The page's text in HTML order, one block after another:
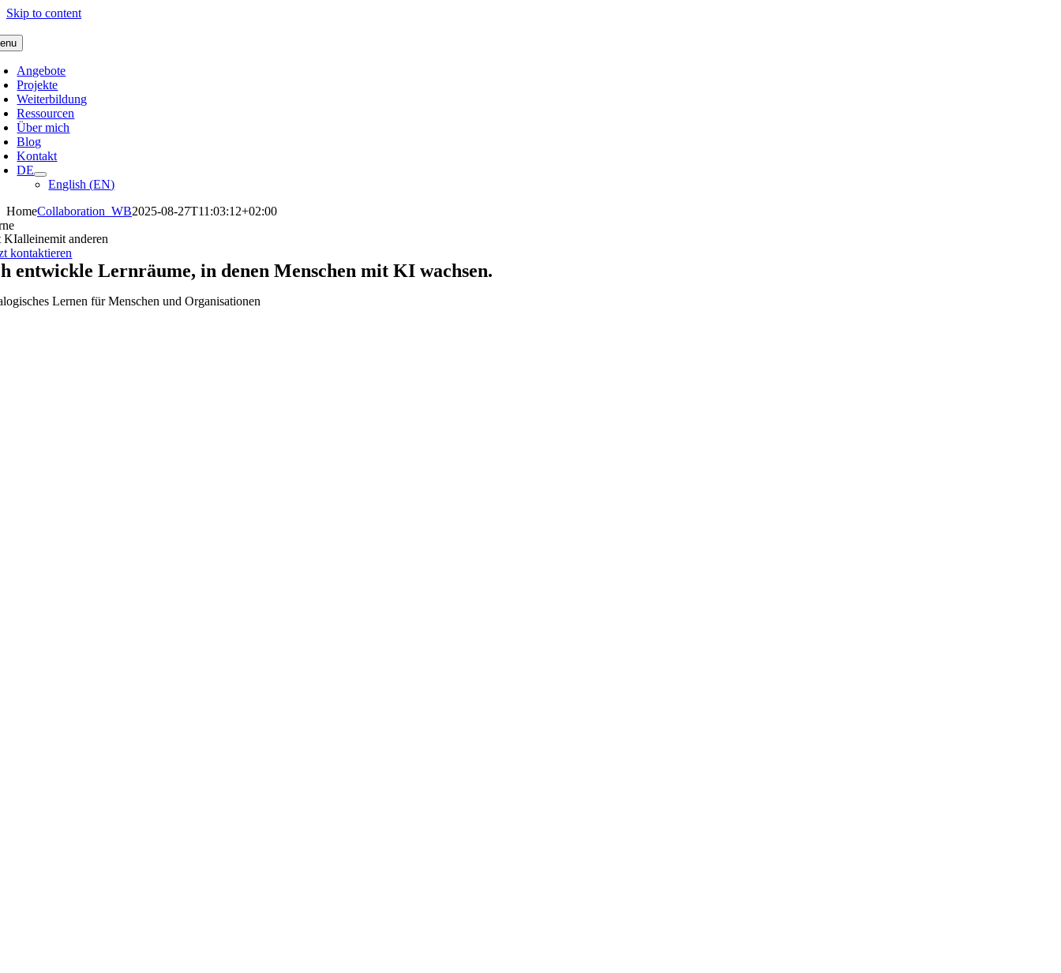
Skip to content
Angebote
Projekte
Weiterbildung
Ressourcen
Über mich
Blog
Kontakt
DE
English (EN)
HomeCollaboration_WB2025-08-27T11:03:12+02:00
KIalleinemit anderen
kontaktieren
entwickle Lernräume, in denen Menschen mit KI wachsen.
Lernen für Menschen und Organisationen